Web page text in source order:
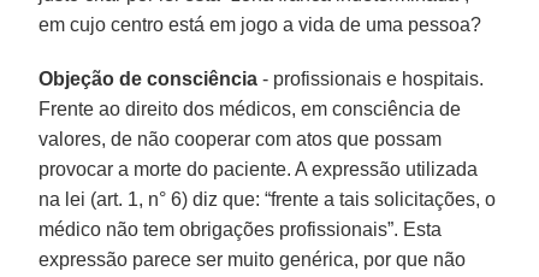
em cujo centro está em jogo a vida de uma pessoa?
Objeção de consciência - profissionais e hospitais.
Frente ao direito dos médicos, em consciência de
valores, de não cooperar com atos que possam
provocar a morte do paciente. A expressão utilizada
na lei (art. 1, n° 6) diz que: “frente a tais solicitações, o
médico não tem obrigações profissionais”. Esta
expressão parece ser muito genérica, por que não